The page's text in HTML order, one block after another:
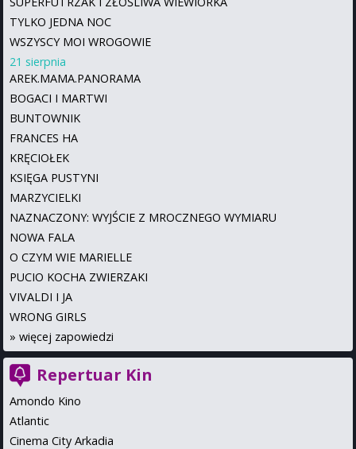
TYLKO JEDNA NOC
WSZYSCY MOI WROGOWIE
21 sierpnia
AREK.MAMA.PANORAMA
BOGACI I MARTWI
BUNTOWNIK
FRANCES HA
KRĘCIOŁEK
KSIĘGA PUSTYNI
MARZYCIELKI
NAZNACZONY: WYJŚCIE Z MROCZNEGO WYMIARU
NOWA FALA
O CZYM WIE MARIELLE
PUCIO KOCHA ZWIERZAKI
VIVALDI I JA
WRONG GIRLS
» więcej zapowiedzi
Repertuar Kin
Amondo Kino
Atlantic
Cinema City Arkadia